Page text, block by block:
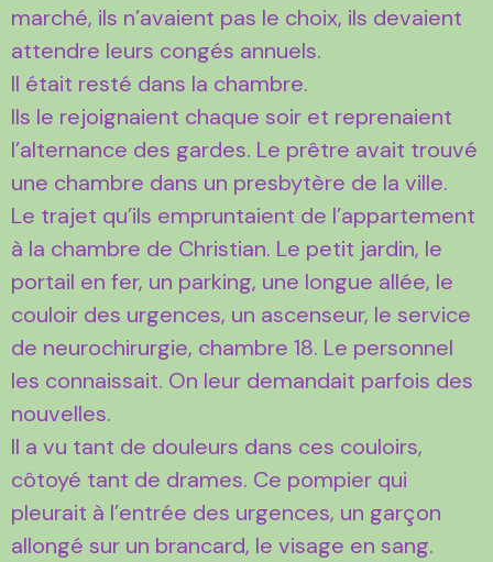
marché, ils n’avaient pas le choix, ils devaient
attendre leurs congés annuels.
Il était resté dans la chambre.
Ils le rejoignaient chaque soir et reprenaient
l’alternance des gardes. Le prêtre avait trouvé
une chambre dans un presbytère de la ville.
Le trajet qu’ils empruntaient de l’appartement
à la chambre de Christian. Le petit jardin, le
portail en fer, un parking, une longue allée, le
couloir des urgences, un ascenseur, le service
de neurochirurgie, chambre 18. Le personnel
les connaissait. On leur demandait parfois des
nouvelles.
Il a vu tant de douleurs dans ces couloirs,
côtoyé tant de drames. Ce pompier qui
pleurait à l’entrée des urgences, un garçon
allongé sur un brancard, le visage en sang.